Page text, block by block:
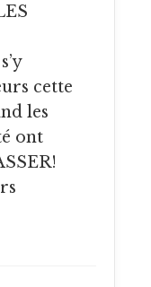
cette
les
ont